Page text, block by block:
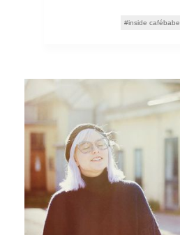
inside cafébabel